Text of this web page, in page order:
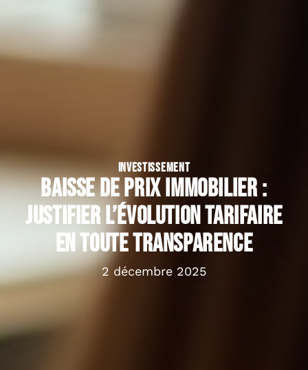
INVESTISSEMENT
Baisse de prix immobilier :
justifier l’évolution tarifaire
en toute transparence
2 décembre 2025